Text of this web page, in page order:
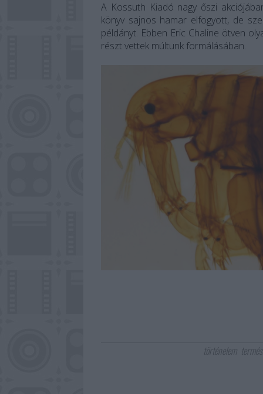
A Kossuth Kiadó nagy őszi
könyv sajnos hamar elfogyott, de
példányt. Ebben Eric Chaline ötven
részt vettek múltunk formálásában.
történelem